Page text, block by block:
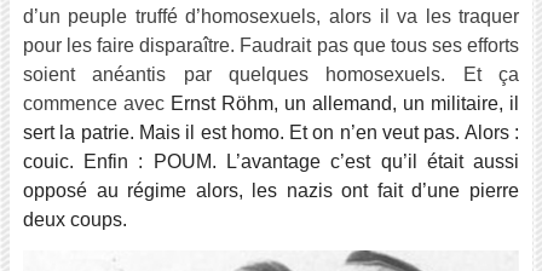
d’un peuple truffé d’homosexuels, alors il va les traquer
pour les faire disparaître. Faudrait pas que tous ses efforts
soient anéantis par quelques homosexuels. Et ça
commence avec Ernst Röhm, un allemand, un militaire, il
sert la patrie. Mais il est homo. Et on n’en veut pas. Alors :
couic. Enfin : POUM. L’avantage c’est qu’il était aussi
opposé au régime alors, les nazis ont fait d’une pierre
deux coups.